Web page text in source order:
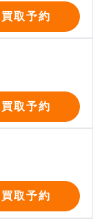
買取予約
買取予約
買取予約